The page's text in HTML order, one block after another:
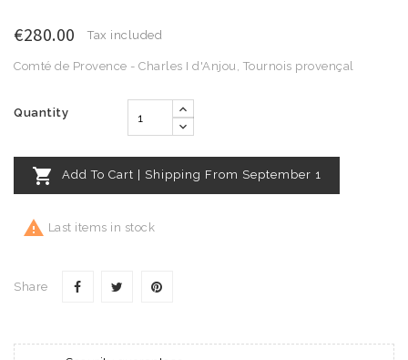
€280.00 Tax included
Comté de Provence - Charles I d'Anjou, Tournois provençal
Quantity
 Add To Cart | Shipping From September 1
 Last items in stock
Share